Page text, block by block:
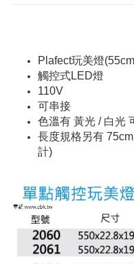
Plafect玩美燈
觸控式LED燈
110V
可串接
色溫有 黃光 / 白光
長度規格另有
計)